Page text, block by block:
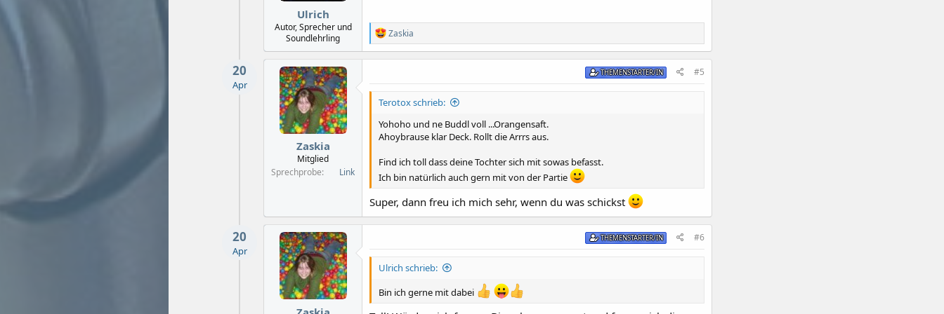
Ulrich
Autor, Sprecher und
Soundlehrling
R
e
a
o
e
n
:
Zaskia
Zaskia
Mitglied
Sprechprobe
Link
20
Apr
THEMENSTARTER/IN #5
Terotox schrieb:
Yohoho und ne Buddl voll ...Orangensaft.
Ahoybrause klar Deck. Rollt die Arrrs aus.
Find ich toll dass deine Tochter sich mit sowas befasst.
Ich bin natürlich auch gern mit von der Partie
Super, dann freu ich mich sehr, wenn du was schickst
20
Apr
THEMENSTARTER/IN #6
Ulrich schrieb:
Bin ich gerne mit dabei